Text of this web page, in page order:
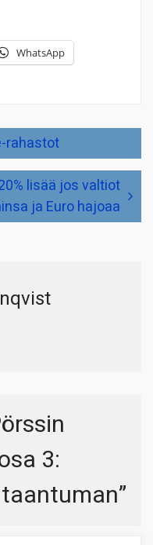
WhatsApp
rahastot
lisää jos valtiot
ja Euro hajoaa
3:
”